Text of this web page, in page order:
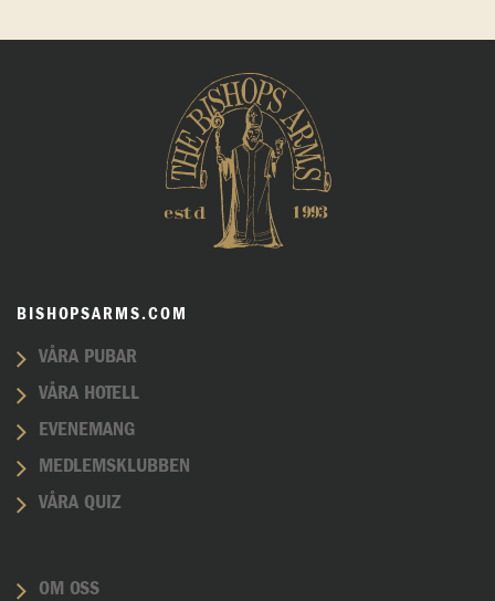
BISHOPSARMS.COM
VÅRA PUBAR
VÅRA HOTELL
EVENEMANG
MEDLEMSKLUBBEN
VÅRA QUIZ
OM OSS